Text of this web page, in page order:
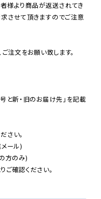
様より商品が返送されてき
させて頂きますのでご注意
と新・旧のお届け先」を記載
さい。
ール)
方のみ)
ご確認ください。